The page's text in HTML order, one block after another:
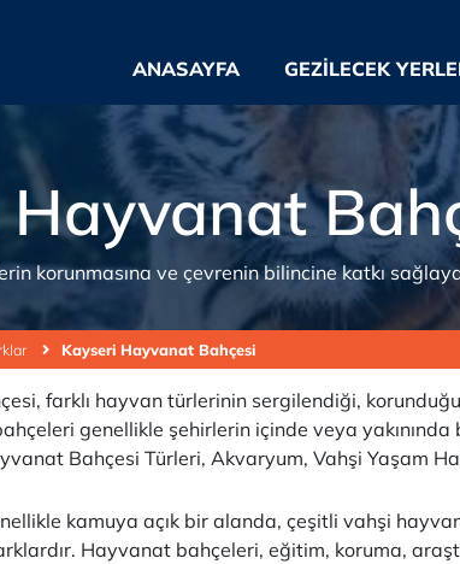
ANASAYFA GEZILECEK
Kayseri Hayvanat Bahçesi
korunmasına ve çevrenin bilincine katkı
farklı hayvan türlerinin sergilendiği,
genellikle şehirlerin içinde veya yakınında
Bahçesi Türleri, Akvaryum, Vahşi Yaşam
kamuya açık bir alanda, çeşitli vahşi
Hayvanat bahçeleri, eğitim, koruma,